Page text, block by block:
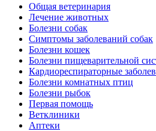
Общая ветеринария
Лечение животных
Болезни собак
Симптомы заболеваний собак
Болезни кошек
Болезни пищеварительной
Кардиореспираторные
Болезни комнатных птиц
Болезни рыбок
Первая помощь
Ветклиники
Аптеки